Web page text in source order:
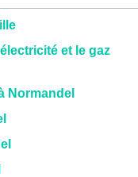
et le gaz
Normandel